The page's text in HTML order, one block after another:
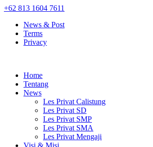
+62 813 1604 7611
News & Post
Terms
Privacy
Home
Tentang
News
Les Privat Calistung
Les Privat SD
Les Privat SMP
Les Privat SMA
Les Privat Mengaji
Visi & Misi